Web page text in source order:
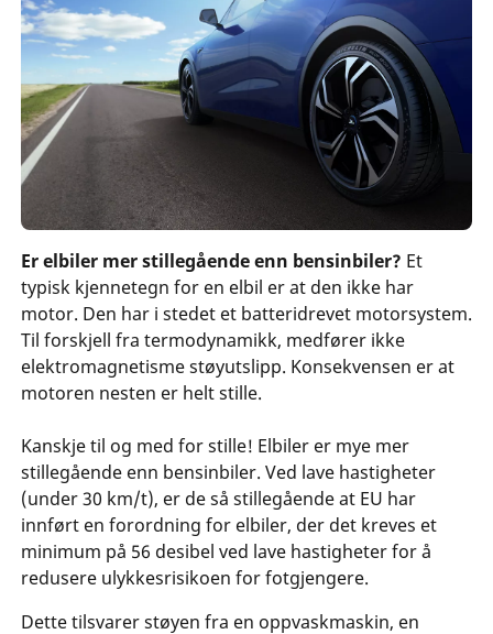
Er elbiler mer stillegående enn bensinbiler? Et
typisk kjennetegn for en elbil er at den ikke har
motor. Den har i stedet et batteridrevet motorsystem.
Til forskjell fra termodynamikk, medfører ikke
elektromagnetisme støyutslipp. Konsekvensen er at
motoren nesten er helt stille.
Kanskje til og med for stille! Elbiler er mye mer
stillegående enn bensinbiler. Ved lave hastigheter
(under 30 km/t), er de så stillegående at EU har
innført en forordning for elbiler, der det kreves et
minimum på 56 desibel ved lave hastigheter for å
redusere ulykkesrisikoen for fotgjengere.
Dette tilsvarer støyen fra en oppvaskmaskin, en